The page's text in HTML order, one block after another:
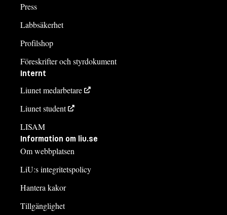
Press
Labbsäkerhet
Profilshop
Föreskrifter och styrdokument
Internt
Liunet medarbetare
Liunet student
LISAM
Information om liu.se
Om webbplatsen
LiU:s integritetspolicy
Hantera kakor
Tillgänglighet